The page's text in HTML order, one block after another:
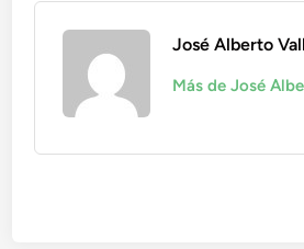
José Alberto
Más de José